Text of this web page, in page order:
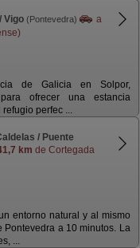
Vigo (Pontevedra)
a
de Galicia en Solpor,
ofrecer una estancia
perfec ...
/ Puente
km de Cortegada
entorno natural y al mismo
Pontevedra a 10 minutos. La
...